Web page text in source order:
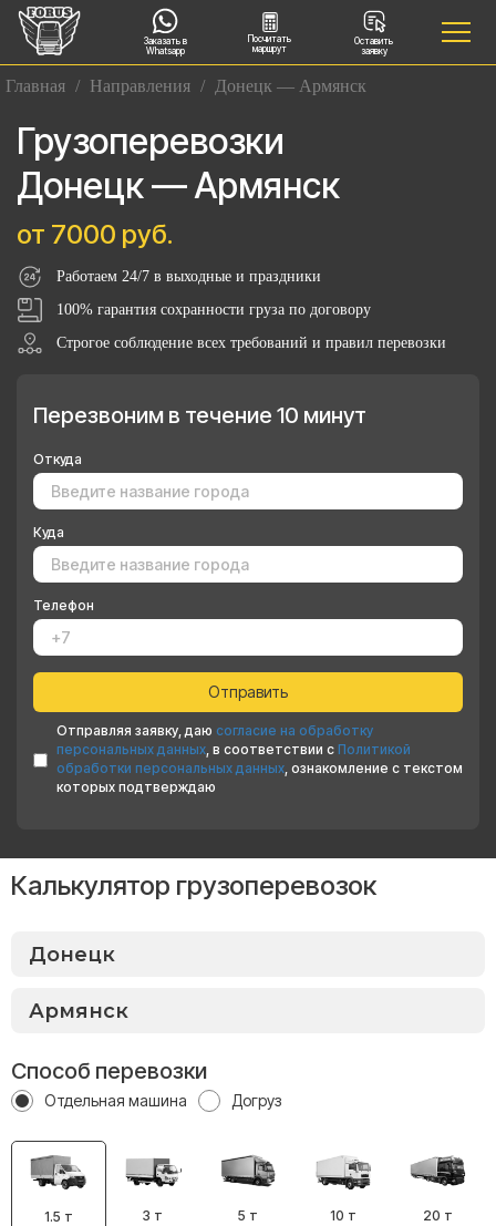
Заказать в
Whatsapp
Посчитать
маршрут
Оставить
заявку
Главная / Направления / Донецк — Армянск
Грузоперевозки
Донецк — Армянск
от 7000 руб.
Работаем 24/7 в выходные и праздники
100% гарантия сохранности груза по договору
Строгое соблюдение всех требований и правил перевозки
Перезвоним в течение 10 минут
Откуда
Куда
Телефон
Отправляя заявку, даю согласие на обработку
персональных данных, в соответствии с Политикой
обработки персональных данных, ознакомление с текстом
которых подтверждаю
Калькулятор грузоперевозок
Способ перевозки
Отдельная машина Догруз
1.5 т 3 т 5 т 10 т 20 т